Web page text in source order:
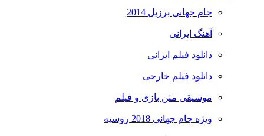
جام جهانی برزیل 2014
آهنگ ایرانی
دانلود فیلم ایرانی
دانلود فیلم خارجی
موسیقی متن بازی و فیلم
ویژه جام جهانی 2018 روسیه